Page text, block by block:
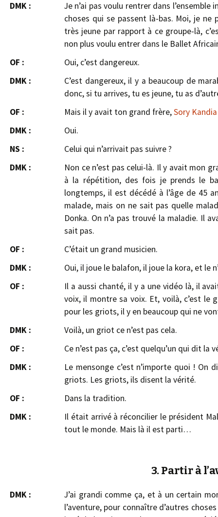
DMK :
Je n’ai pas voulu rentrer dans l’ensemble
choses qui se passent là-bas. Moi, je ne
très jeune par rapport à ce groupe-là,
non plus voulu entrer dans le Ballet
OF :
Oui, c’est dangereux.
DMK :
C’est dangereux, il y a beaucoup de
donc, si tu arrives, tu es jeune, tu as
OF :
Mais il y avait ton grand frère,Sory
DMK :
Oui.
NS :
Celui qui n’arrivait pas suivre ?
DMK :
Non ce n’est pas celui-là. Il y avait mon
à la répétition, des fois je prends le
longtemps, il est décédé à l’âge de 45
malade, mais on ne sait pas quelle
Donka. On n’a pas trouvé la maladie. Il
sait pas.
OF :
C’était un grand musicien.
DMK :
Oui, il joue le balafon, il joue la kora, et le
OF :
Il a aussi chanté, il y a une vidéo là, il
voix, il montre sa voix. Et, voilà, c’est le
pour les griots, il y en beaucoup qui ne
DMK :
Voilà, un griot ce n’est pas cela.
OF :
Ce n’est pas ça, c’est quelqu’un qui dit la
DMK :
Le mensonge c’est n’importe quoi ! On
griots. Les griots, ils disent la vérité.
OF :
Dans la tradition.
DMK :
Il était arrivé à réconcilier le président
tout le monde. Mais là il est parti…
3. Partir à
DMK :
J’ai grandi comme ça, et à un certain
l’aventure, pour connaître d’autres